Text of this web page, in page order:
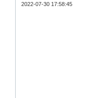
2022-07-30 17:58:45